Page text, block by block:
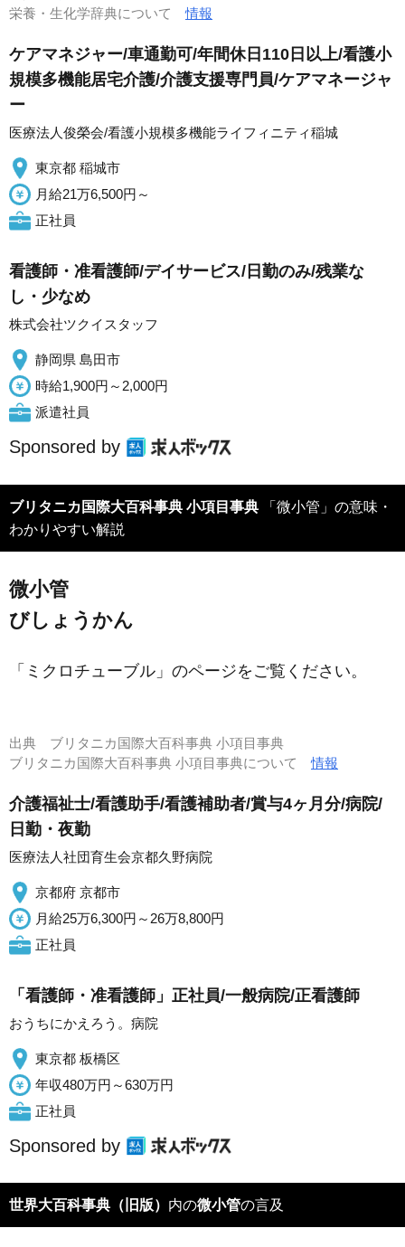
栄養・生化学辞典について情報
ケアマネジャー/車通勤可/年間休日110日以上/看護小
規模多機能居宅介護/介護支援専門員/ケアマネージャ
ー
医療法人俊榮会/看護小規模多機能ライフィニティ稲城
東京都 稲城市
月給21万6,500円～
正社員
看護師・准看護師/デイサービス/日勤のみ/残業な
し・少なめ
株式会社ツクイスタッフ
静岡県 島田市
時給1,900円～2,000円
派遣社員
Sponsored by
ブリタニカ国際大百科事典 小項目事典 「微小管」の意味・
わかりやすい解説
微小管
びしょうかん
「ミクロチューブル」のページをご覧ください。
出典 ブリタニカ国際大百科事典 小項目事典
ブリタニカ国際大百科事典 小項目事典について情報
介護福祉士/看護助手/看護補助者/賞与4ヶ月分/病院/
日勤・夜勤
医療法人社団育生会京都久野病院
京都府 京都市
月給25万6,300円～26万8,800円
正社員
「看護師・准看護師」正社員/一般病院/正看護師
おうちにかえろう。病院
東京都 板橋区
年収480万円～630万円
正社員
Sponsored by
世界大百科事典（旧版） 内の微小管の言及